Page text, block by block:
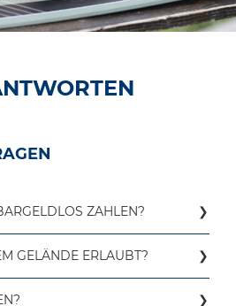
ZAHLEN?
GELÄNDE ERLAUBT?